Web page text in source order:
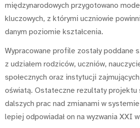
międzynarodowych przygotowano
kluczowych, z którymi uczniowie
danym poziomie kształcenia.
Wypracowane profile zostały poddane
z udziałem rodziców, uczniów,
społecznych oraz instytucji
oświatą. Ostateczne rezultaty projektu
dalszych prac nad zmianami w
lepiej odpowiadał on na wyzwania XXI